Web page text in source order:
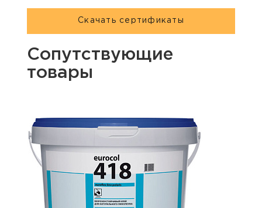
Скачать сертификаты
Сопутствующие
товары